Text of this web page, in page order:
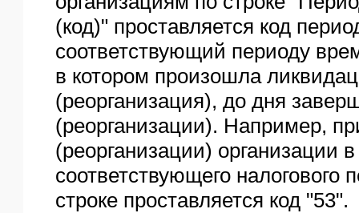
(код)" проставляется код
соответствующий периоду
в котором произошла
(реорганизация), до дня
(реорганизации). Например,
(реорганизации) организации
соответствующего налогового
строке проставляется код "53".